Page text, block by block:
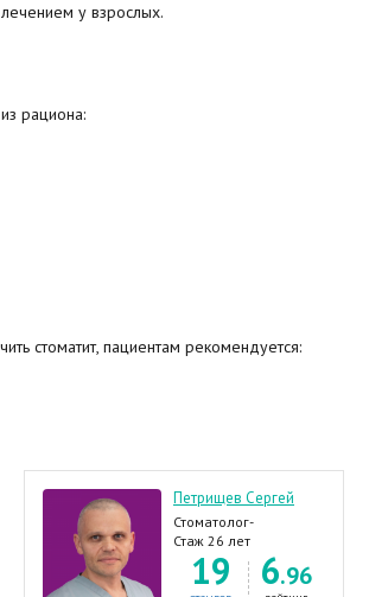
у взрослых.
рациона:
стоматит, пациентам рекомендуется:
Петрищев Сергей
Стоматолог-
имплантолог,
Стоматолог-терапевт,
Стоматолог,
Стоматолог-ортопед,
Стаж 26 лет
19 6.96